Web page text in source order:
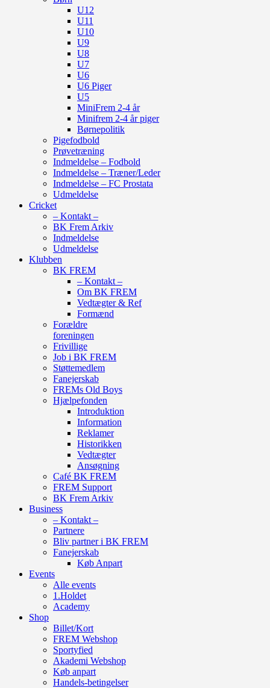
U12
U11
U10
U9
U8
U7
U6
U6 Piger
U5
MiniFrem 2-4 år
Minifrem 2-4 år piger
Børnepolitik
Pigefodbold
Prøvetræning
Indmeldelse – Fodbold
Indmeldelse – Træner/Leder
Indmeldelse – FC Prostata
Udmeldelse
Cricket
– Kontakt –
BK Frem Arkiv
Indmeldelse
Udmeldelse
Klubben
BK FREM
– Kontakt –
Om BK FREM
Vedtægter & Ref
Formænd
Forældre
foreningen
Frivillige
Job i BK FREM
Støttemedlem
Fanejerskab
FREMs Old Boys
Hjælpefonden
Introduktion
Information
Reklamer
Historikken
Vedtægter
Ansøgning
Café BK FREM
FREM Support
BK Frem Arkiv
Business
– Kontakt –
Partnere
Bliv partner i BK FREM
Fanejerskab
Køb Anpart
Events
Alle events
1.Holdet
Academy
Shop
Billet/Kort
FREM Webshop
Sportyfied
Akademi Webshop
Køb anpart
Handels-betingelser